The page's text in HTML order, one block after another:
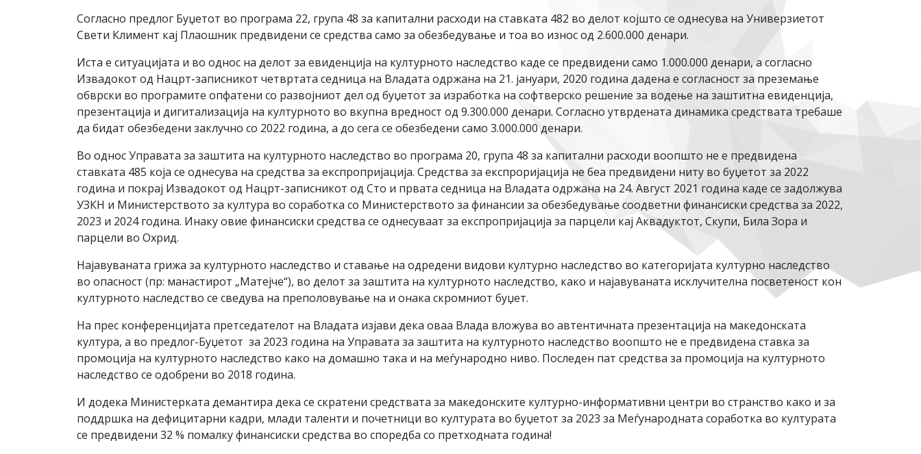
Согласно предлог Буџетот во програма 22, група 48 за капитални расходи на ставката 482 во делот којшто се однесува на Универзиетот
Свети Климент кај Плаошник предвидени се средства само за обезбедување и тоа во износ од 2.600.000 денари.
Иста е ситуацијата и во однос на делот за евиденција на културното наследство каде се предвидени само 1.000.000 денари, а согласно
Извадокот од Нацрт-записникот четвртата седница на Владата одржана на 21. јануари, 2020 година дадена е согласност за преземање
обврски во програмите опфатени со развојниот дел од буџетот за изработка на софтверско решение за водење на заштитна евиденција,
презентација и дигитализација на културното во вкупна вредност од 9.300.000 денари. Согласно утврдената динамика средствата требаше
да бидат обезбедени заклучно со 2022 година, а до сега се обезбедени само 3.000.000 денари.
Во однос Управата за заштита на културното наследство во програма 20, група 48 за капитални расходи воопшто не е предвидена
ставката 485 која се однесува на средства за експропријација. Средства за експроријација не беа предвидени ниту во буџетот за 2022
година и покрај Извадокот од Нацрт-записникот од Сто и првата седница на Владата одржана на 24. Август 2021 година каде се задолжува
УЗКН и Министерството за култура во соработка со Министерството за финансии за обезбедување соодветни финансиски средства за 2022,
2023 и 2024 година. Инаку овие финансиски средства се однесуваат за експропријација за парцели кај Аквадуктот, Скупи, Била Зора и
парцели во Охрид.
Најавуваната грижа за културното наследство и ставање на одредени видови културно наследство во категоријата културно наследство
во опасност (пр: манастирот „Матејче“), во делот за заштита на културното наследство, како и најавуваната исклучителна посветеност кон
културното наследство се сведува на преполовување на и онака скромниот буџет.
На прес конференцијата претседателот на Владата изјави дека оваа Влада вложува во автентичната презентација на македонската
култура, а во предлог-Буџетот за 2023 година на Управата за заштита на културното наследство воопшто не е предвидена ставка за
промоција на културното наследство како на домашно така и на меѓународно ниво. Последен пат средства за промоција на културното
наследство се одобрени во 2018 година.
И додека Министерката демантира дека се скратени средствата за македонските културно-информативни центри во странство како и за
поддршка на дефицитарни кадри, млади таленти и почетници во културата во буџетот за 2023 за Меѓународната соработка во културата
се предвидени 32 % помалку финансиски средства во споредба со претходната година!